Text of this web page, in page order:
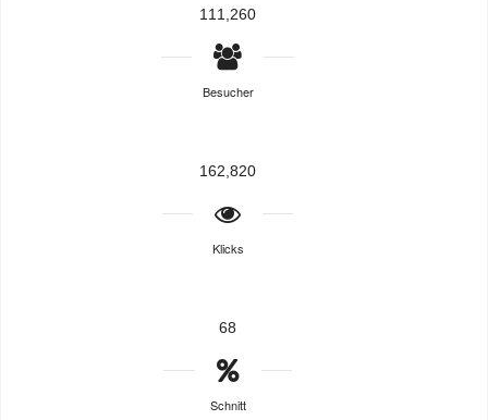
111,260
Besucher
162,820
Klicks
68
Schnitt